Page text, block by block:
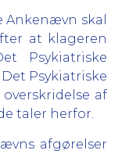
Ankenævn skal
at klageren
Psykiatriske
Psykiatriske
af
taler herfor.
afgørelser